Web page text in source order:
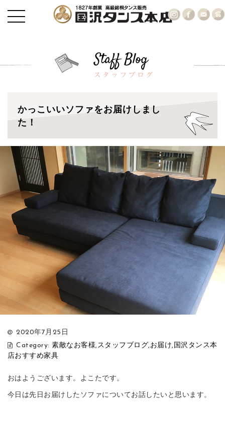
かっこいいソファをお届けしまし
た！
2020年7月25日
Category:素敵なお客様,スタッフブログ,お届け, 国沢タンス本
店おすすめ家具
おはようございます。よこたです。
今日は先日お届けしたソファについてお話したいと思います。